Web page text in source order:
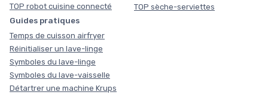
TOP robot cuisine connecté
TOP sèche-serviettes
Guides pratiques
Temps de cuisson airfryer
Réinitialiser un lave-linge
Symboles du lave-linge
Symboles du lave-vaisselle
Détartrer une machine Krups